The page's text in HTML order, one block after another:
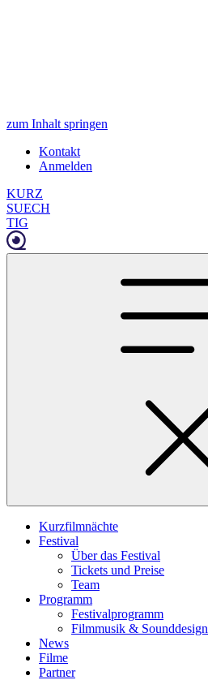
zum Inhalt springen
Kontakt
Anmelden
KURZ
SUECH
TIG
Kurzfilmnächte
Festival
Über das Festival
Tickets und Preise
Team
Programm
Festivalprogramm
Filmmusik & Sounddesign
News
Filme
Partner